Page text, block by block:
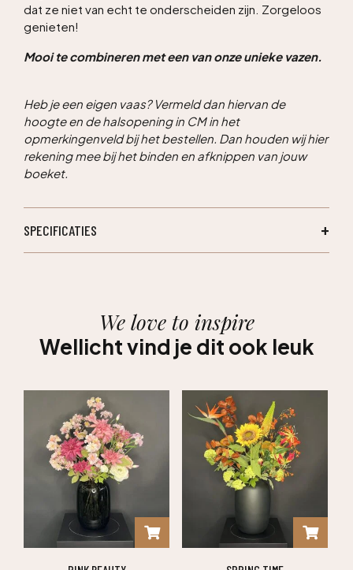
dat ze niet van echt te onderscheiden zijn. Zorgeloos
genieten!
Mooi te combineren met een van onze unieke vazen.
Heb je een eigen vaas? Vermeld dan hiervan de
hoogte en de halsopening in CM in het
opmerkingenveld bij het bestellen. Dan houden wij hier
rekening mee bij het binden en afknippen van jouw
boeket.
SPECIFICATIES
We love to inspire
Wellicht vind je dit ook leuk